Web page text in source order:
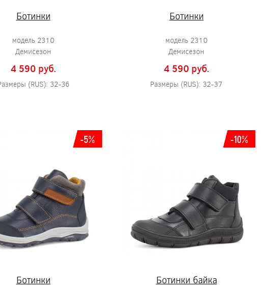
Ботинки
модель 2310
Демисезон
4 590 pуб.
(RUS): 32-36
Ботинки
модель 2310
Демисезон
4 590 pуб.
Размеры (RUS): 32-37
-5%
Ботинки
-10%
Ботинки байка